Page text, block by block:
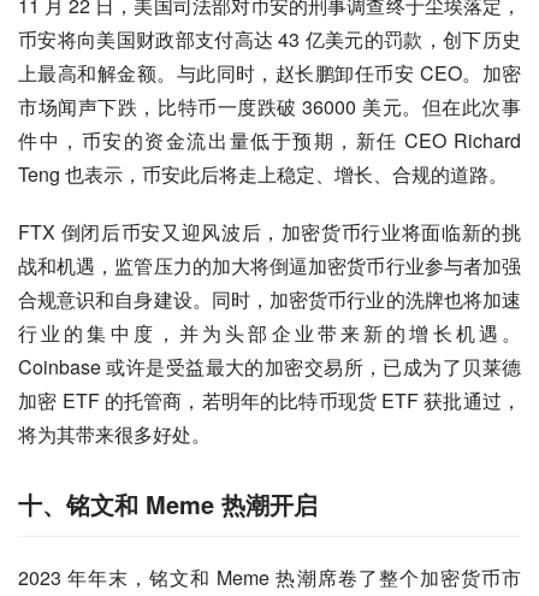
11 月 22 日，美国司法部对币安的刑事调查终于尘埃落定，
币安将向美国财政部支付高达 43 亿美元的罚款，创下历史
上最高和解金额。与此同时，赵长鹏卸任币安 CEO。加密
市场闻声下跌，比特币一度跌破 36000 美元。但在此次事
件中，币安的资金流出量低于预期，新任 CEO Richard
Teng 也表示，币安此后将走上稳定、增长、合规的道路。
FTX 倒闭后币安又迎风波后，加密货币行业将面临新的挑
战和机遇，监管压力的加大将倒逼加密货币行业参与者加强
合规意识和自身建设。同时，加密货币行业的洗牌也将加速
行业的集中度，并为头部企业带来新的增长机遇。
Coinbase 或许是受益最大的加密交易所，已成为了贝莱德
加密 ETF 的托管商，若明年的比特币现货 ETF 获批通过，
将为其带来很多好处。
十、铭文和 Meme 热潮开启
2023 年年末，铭文和 Meme 热潮席卷了整个加密货币市